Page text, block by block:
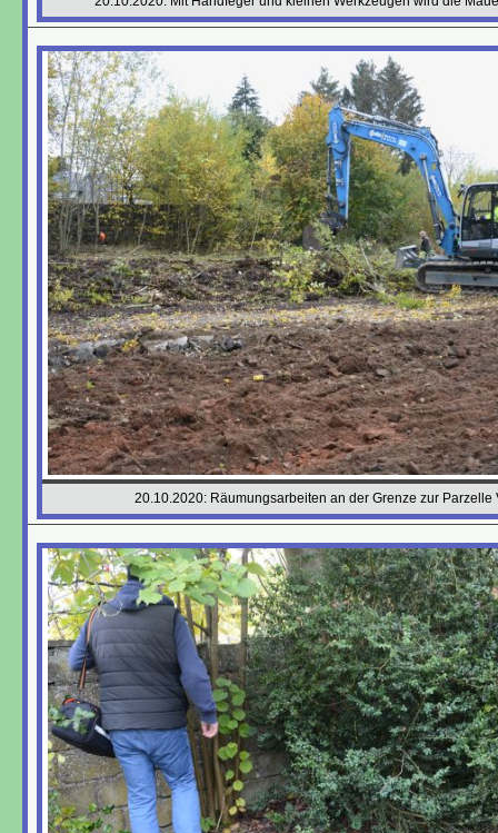
20.10.2020: Räumungsarbeiten an der Grenze zur Parzelle